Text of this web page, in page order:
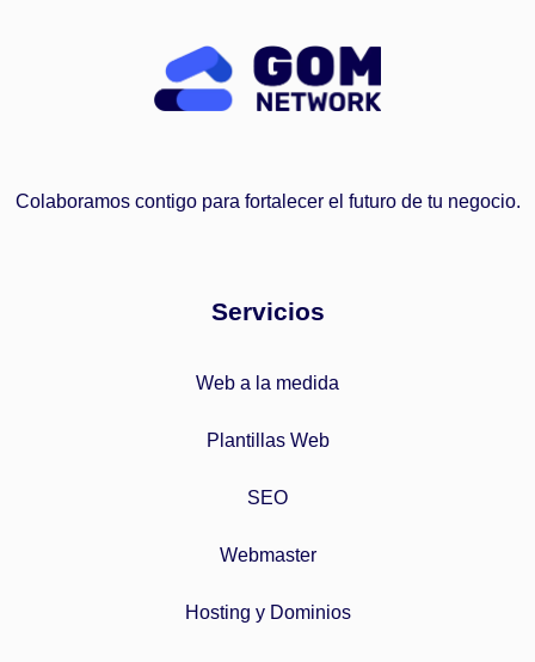
Colaboramos contigo para fortalecer el futuro de tu negocio.
Servicios
Web a la medida
Plantillas Web
SEO
Webmaster
Hosting y Dominios